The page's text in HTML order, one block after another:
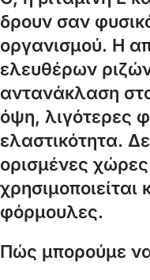
δρουν σαν
οργανισμού. Η
ελευθέρων
αντανάκλαση
όψη, λιγότερες
ελαστικότητα.
ορισμένες
χρησιμοποιείται
φόρμουλες.
Πώς μπορούμε